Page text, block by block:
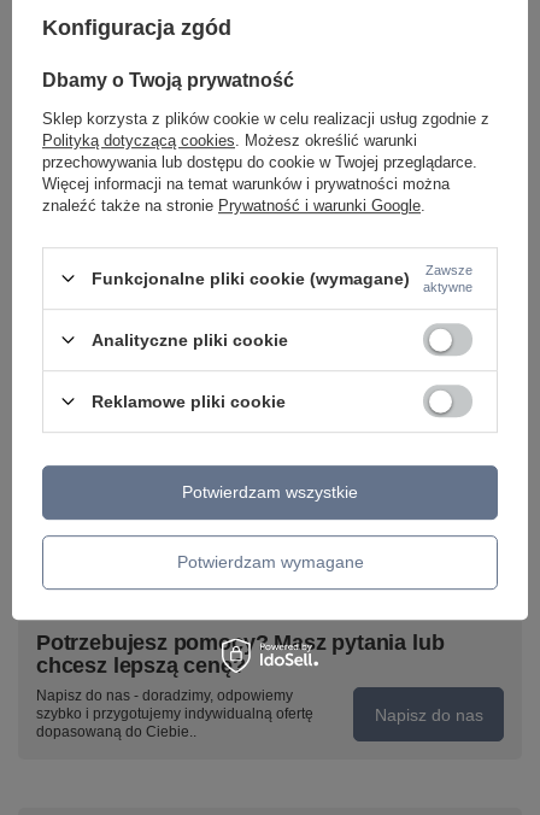
1 080,00 zł / szt.
79,00 zł
Potrzebujesz pomocy? Masz pytania lub
chcesz lepszą cenę?
Napisz do nas - doradzimy, odpowiemy
szybko i przygotujemy indywidualną ofertę
dopasowaną do Ciebie..
Napisz do nas
Konfiguracja zgód
Dbamy o Twoją prywatność
Sklep korzysta z plików cookie w celu realizacji usług zgodnie z
Polityką dotyczącą cookies . Możesz określić warunki
przechowywania lub dostępu do cookie w Twojej przeglądarce.
Więcej informacji na temat warunków i prywatności można
znaleźć także na stronie Prywatność i warunki Google
Funkcjonalne pliki cookie (wymagane)
Zawsze
aktywne
Analityczne pliki cookie
Reklamowe pliki cookie
Potwierdzam wymagane
Potwierdzam wszystkie